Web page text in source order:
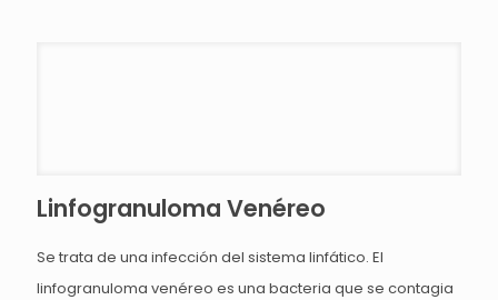
Linfogranuloma Venéreo
Se trata de una infección del sistema linfático. El
linfogranuloma venéreo es una bacteria que se contagia